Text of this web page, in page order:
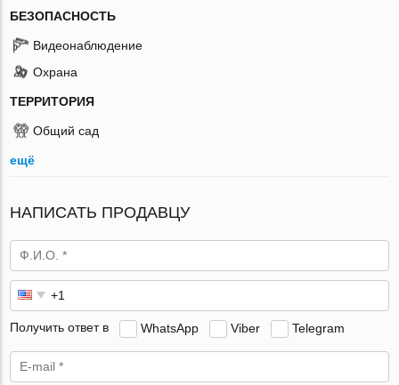
БЕЗОПАСНОСТЬ
Видеонаблюдение
Охрана
ТЕРРИТОРИЯ
Общий сад
ещё
НАПИСАТЬ ПРОДАВЦУ
Получить ответ в WhatsApp Viber Telegram